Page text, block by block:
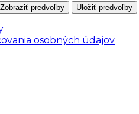
Zobraziť predvoľby Uložiť predvoľby
osobných údajov